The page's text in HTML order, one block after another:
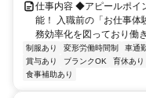
仕事内容 ◆アピールポイ
能！ 入職前の「お仕事
務効率化を図っており働
制服あり 変形労働時間制 車通
賞与あり
ブランクOK 育休あり
食事補助あり